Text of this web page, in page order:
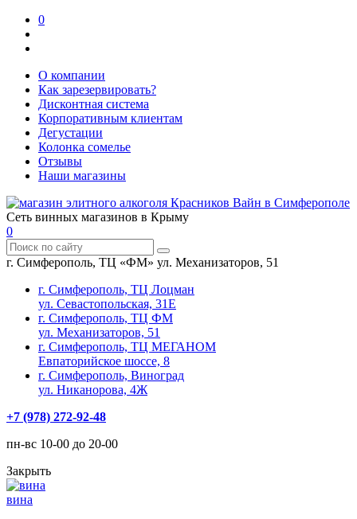
0
О компании
Как зарезервировать?
Дисконтная система
Корпоративным клиентам
Дегустации
Колонка сомелье
Отзывы
Наши магазины
Сеть винных магазинов в Крыму
0
г. Симферополь, ТЦ «ФМ» ул. Механизаторов, 51
г. Симферополь, ТЦ Лоцман
ул. Севастопольская, 31Е
г. Симферополь, ТЦ ФМ
ул. Механизаторов, 51
г. Симферополь, ТЦ МЕГАНОМ
Евпаторийское шоссе, 8
г. Симферополь, Виноград
ул. Никанорова, 4Ж
+7 (978) 272-92-48
пн-вс 10-00 до 20-00
Закрыть
вина